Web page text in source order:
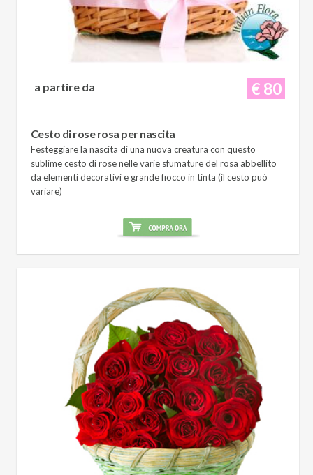
€ 80
a partire da
Cesto di rose rosa per nascita
Festeggiare la nascita di una nuova creatura con questo
sublime cesto di rose nelle varie sfumature del rosa abbellito
da elementi decorativi e grande fiocco in tinta (il cesto può
variare)